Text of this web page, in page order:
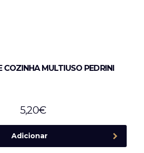
COZINHA MULTIUSO PEDRINI
5,20€
Adicionar